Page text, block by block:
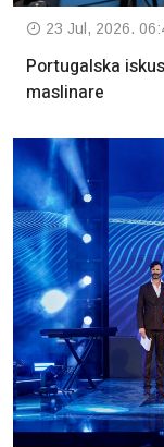
23 Jul, 2026.
Portugalska
maslinare